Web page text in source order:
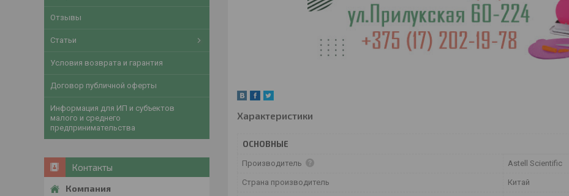
Характеристики
ОСНОВНЫЕ
Производитель Astell Scientific
Страна производитель Китай
Отзывы
Статьи
Условия возврата и гарантия
Договор публичной оферты
Информация для ИП и субъектов
малого и среднего
предпринимательства
Контакты